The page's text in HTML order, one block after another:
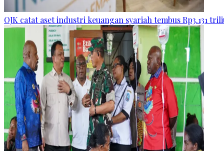
OJK catat aset industri keuangan syariah tembus Rp3.131